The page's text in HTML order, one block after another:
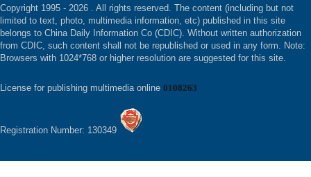
Copyright 1995 - 2026 . All rights reserved. The content (including but not
limited to text, photo, multimedia information, etc) published in this site
belongs to China Daily Information Co (CDIC). Without written authorization
from CDIC, such content shall not be republished or used in any form. Note:
Browsers with 1024*768 or higher resolution are suggested for this site.
License for publishing multimedia online 0108263
Registration Number: 130349